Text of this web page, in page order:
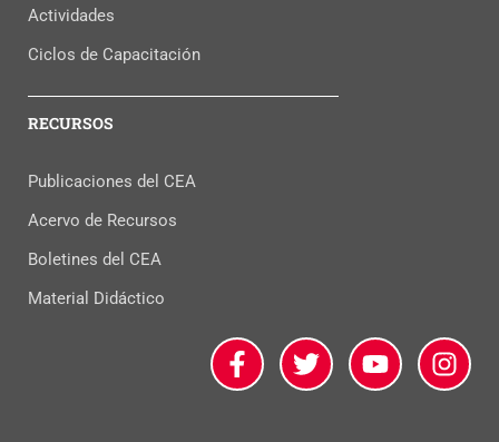
Actividades
Ciclos de Capacitación
RECURSOS
Publicaciones del CEA
Acervo de Recursos
Boletines del CEA
Material Didáctico